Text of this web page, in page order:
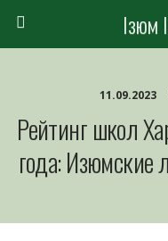
Ізюм
11.09.2023
Рейтинг школ
года: